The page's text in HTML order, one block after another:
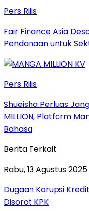
Pers Rilis
Fair Finance Asia
Pendanaan untuk
Pers Rilis
Shueisha Perluas
MILLION, Platform
Bahasa
Berita Terkait
Rabu, 13 Agustus 2025
Dugaan Korupsi
Disorot KPK